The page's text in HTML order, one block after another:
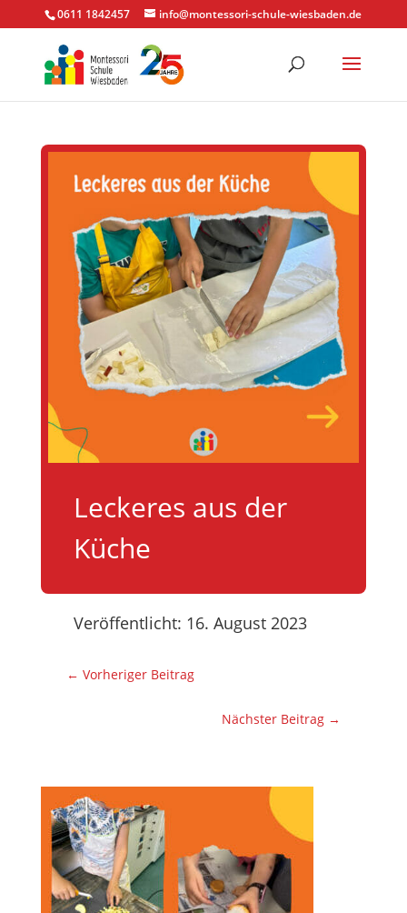
0611 1842457 info@montessori-schule-wiesbaden.de
Leckeres aus der
Küche
Veröffentlicht: 16. August 2023
← Vorheriger Beitrag
Nächster Beitrag →